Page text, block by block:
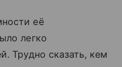
её
легко
Трудно сказать, кем